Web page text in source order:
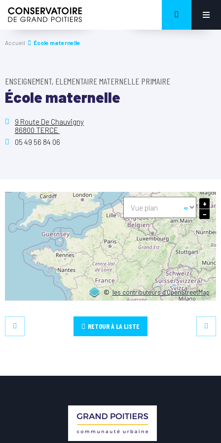
Accueil École maternelle
ENSEIGNEMENT, ELEMENTAIRE MATERNELLE PRIMAIRE
École maternelle
9 Route De Chauvigny
86800 TERCE
05 49 56 84 06
©les contributeurs d’OpenStreetMap
+
−
RETOUR À LA LISTE